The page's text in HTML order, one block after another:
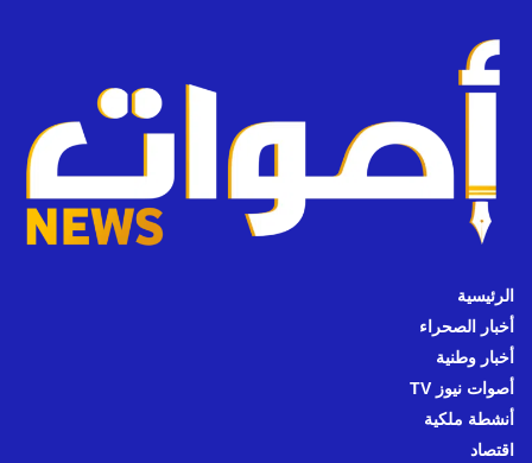
الرئيسية
أخبار الصحراء
أخبار وطنية
أصوات نيوز TV
أنشطة ملكية
اقتصاد